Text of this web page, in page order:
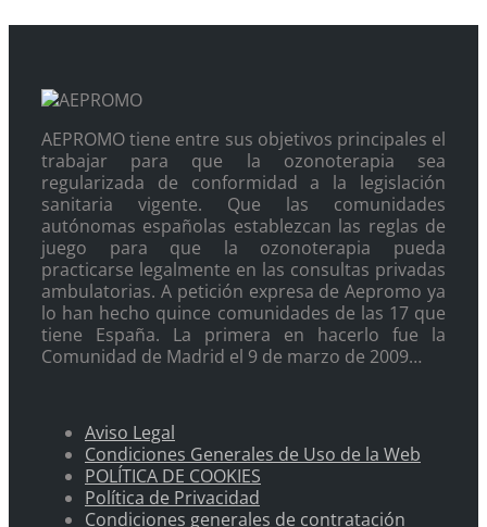
AEPROMO tiene entre sus objetivos principales el
trabajar para que la ozonoterapia sea
regularizada de conformidad a la legislación
sanitaria vigente. Que las comunidades
autónomas españolas establezcan las reglas de
juego para que la ozonoterapia pueda
practicarse legalmente en las consultas privadas
ambulatorias. A petición expresa de Aepromo ya
lo han hecho quince comunidades de las 17 que
tiene España. La primera en hacerlo fue la
Comunidad de Madrid el 9 de marzo de 2009…
Aviso Legal
Condiciones Generales de Uso de la Web
POLÍTICA DE COOKIES
Política de Privacidad
Condiciones generales de contratación